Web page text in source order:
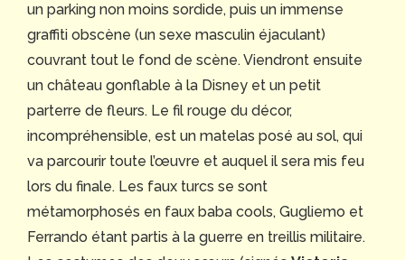
un parking non moins sordide, puis un immense
graffiti obscène (un sexe masculin éjaculant)
couvrant tout le fond de scène. Viendront ensuite
un château gonflable à la Disney et un petit
parterre de fleurs. Le fil rouge du décor,
incompréhensible, est un matelas posé au sol, qui
va parcourir toute l’œuvre et auquel il sera mis feu
lors du finale. Les faux turcs se sont
métamorphosés en faux baba cools, Gugliemo et
Ferrando étant partis à la guerre en treillis militaire.